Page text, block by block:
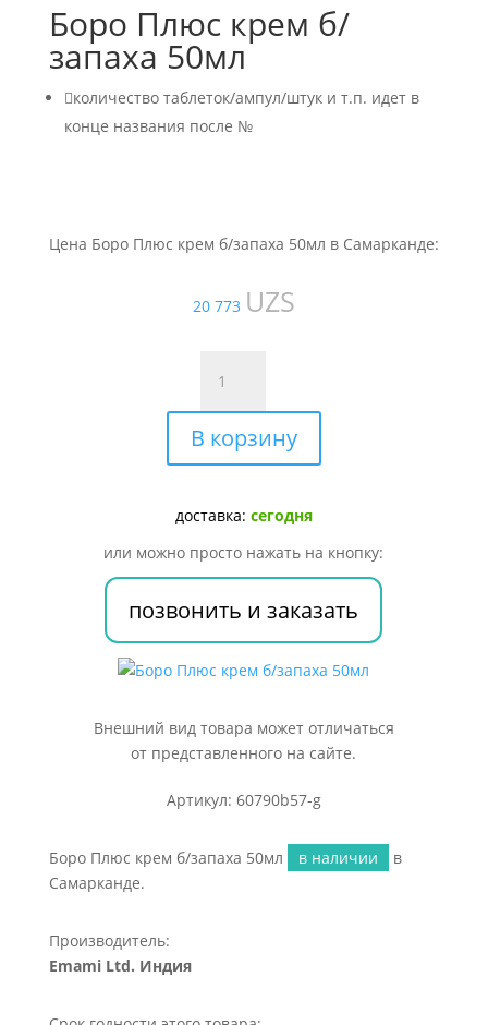
Боро Плюс крем б/
запаха 50мл
количество таблеток/ампул/штук и т.п. идет в
конце названия после №
Цена Боро Плюс крем б/запаха 50мл в Самарканде:
20 773 UZS
товара
Боро
Плюс
крем
запаха
В корзину
доставка: сегодня
или можно просто нажать на кнопку:
позвонить и заказать
Внешний вид товара может отличаться
от представленного на сайте.
Артикул: 60790b57-g
Боро Плюс крем б/запаха 50мл в наличии
в
Самарканде.
Производитель:
Emami Ltd. Индия